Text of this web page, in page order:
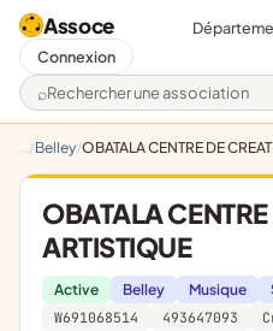
Assoce
Rechercher une
Connexion
Belley OBATALA CENTRE DE
OBATALA
ARTISTIQUE
Active Belley Musique
W691068514
493647093